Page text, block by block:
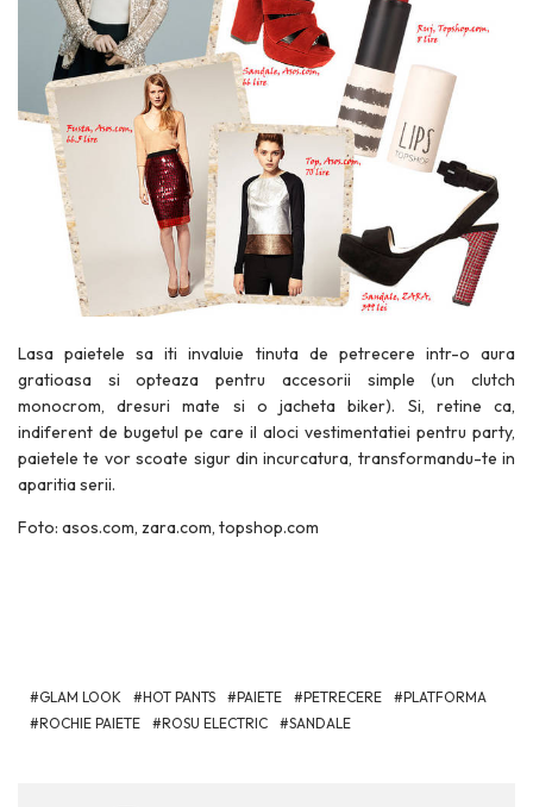
Lasa paietele sa iti invaluie tinuta de petrecere intr-o aura
gratioasa si opteaza pentru accesorii simple (un clutch
monocrom, dresuri mate si o jacheta biker). Si, retine ca,
indiferent de bugetul pe care il aloci vestimentatiei pentru party,
paietele te vor scoate sigur din incurcatura, transformandu-te in
aparitia serii.
Foto: asos.com, zara.com, topshop.com
GLAM LOOK HOT PANTS PAIETE PETRECERE
PLATFORMA
ROCHIE PAIETE
ROSU ELECTRIC SANDALE